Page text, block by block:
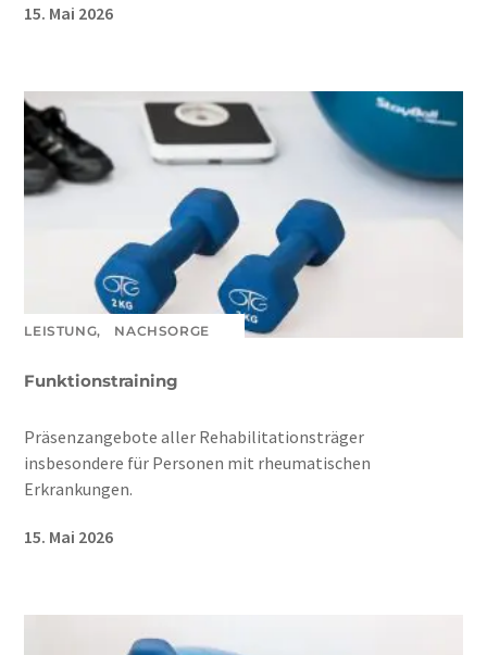
15. Mai 2026
LEISTUNG, NACHSORGE
Funktionstraining
Präsenzangebote aller Rehabilitationsträger
insbesondere für Personen mit rheumatischen
Erkrankungen.
15. Mai 2026